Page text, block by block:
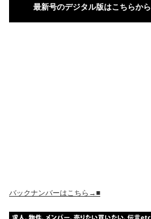
最新号のデジタル版はこちらから
バックナンバーはこちら→■